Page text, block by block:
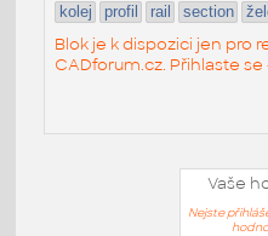
kolej profil rail section
Blok je k dispozici jen pro
CADforum.cz. Přihlaste se
Vaše
Nejste